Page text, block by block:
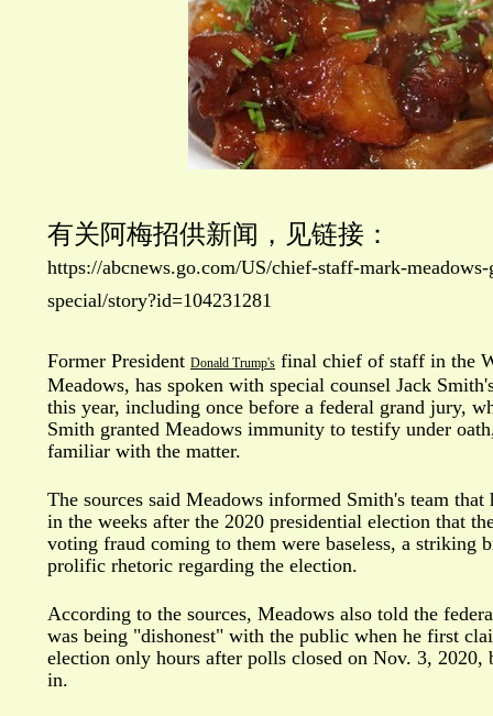
有关阿梅招供新闻，见链接：
https://abcnews.go.com/US/chief-staff-mark-
special/story?id=104231281
Former President Donald Trump's final chief of staff in the
Meadows, has spoken with special counsel Jack
this year, including once before a federal grand jury,
Smith granted Meadows immunity to testify under
familiar with the matter.
The sources said Meadows informed Smith's team
in the weeks after the 2020 presidential election that
voting fraud coming to them were baseless, a striking
prolific rhetoric regarding the election.
According to the sources, Meadows also told the
was being "dishonest" with the public when he first
election only hours after polls closed on Nov. 3, 2020,
in.